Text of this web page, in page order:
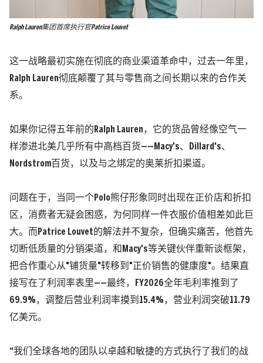
Ralph Lauren集团首席执行官Patrice Louvet
这一战略最初实施在彻底的商业渠道革命中，过去一年里，
Ralph Lauren彻底颠覆了其与零售商之间长期以来的合作关
系。
如果你记得五年前的Ralph Lauren，它的货品曾经像空气一
样渗进北美几乎所有中高档百货——Macy's、
Dillard's、
Nordstrom百货，以及与之绑定的奥莱折扣渠道。
问题在于，当同一个Polo熊仔形象同时出现在正价店和折扣
区，消费者无疑会困惑，为何同样一件衣服价值相差如此巨
大。而Patrice Louvet的解法并不复杂，但确实痛苦，他首先
切断低质量的分销渠道，和Macy's等关键伙伴重新谈框架，
把合作重心从"铺货量"转移到"正价销售的健康度"。结果直
接写在了利润率表里——最终，FY2026全年毛利率推到了
69.9%，调整后营业利润率摸到15.4%，营业利润突破11.79
亿美元。
“我们全球各地的团队以卓越和敏捷的方式执行了我们的战